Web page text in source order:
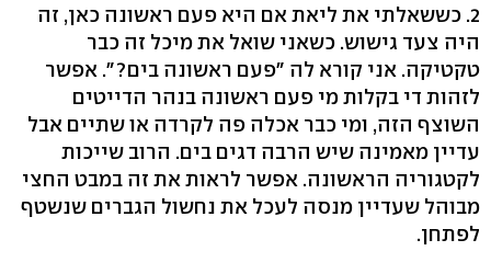
2. כששאלתי את ליאת אם היא פעם ראשונה כאן, זה
היה צעד גישוש. כשאני שואל את מיכל זה כבר
טקטיקה. אני קורא לה "פעם ראשונה בים?". אפשר
לזהות די בקלות מי פעם ראשונה בנהר הדייטים
השוצף הזה, ומי כבר אכלה פה לקרדה או שתיים אבל
עדיין מאמינה שיש הרבה דגים בים. הרוב שייכות
לקטגוריה הראשונה. אפשר לראות את זה במבט החצי
מבוהל שעדיין מנסה לעכל את נחשול הגברים שנשטף
לפתחן.